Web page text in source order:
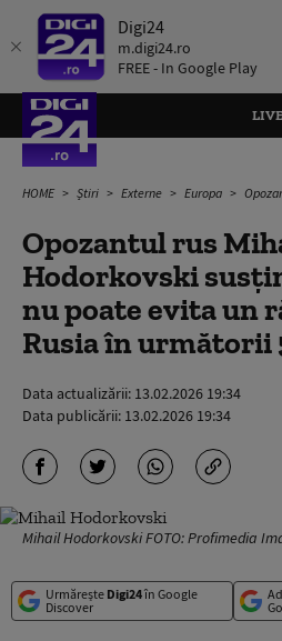
Digi24
m.digi24.ro
FREE - In Google Play
HOME Știri Externe Europa Opozantul rus
Opozantul rus
Hodorkovski
nu poate evita un
Rusia în următorii
Data actualizării: 13.02.2026 19:34
Data publicării: 13.02.2026 19:34
Mihail Hodorkovski FOTO: Profimedia
Urmărește Digi24în Google
Discover